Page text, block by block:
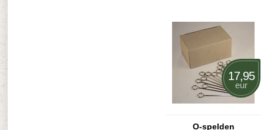
O-spelden
17,95
eur